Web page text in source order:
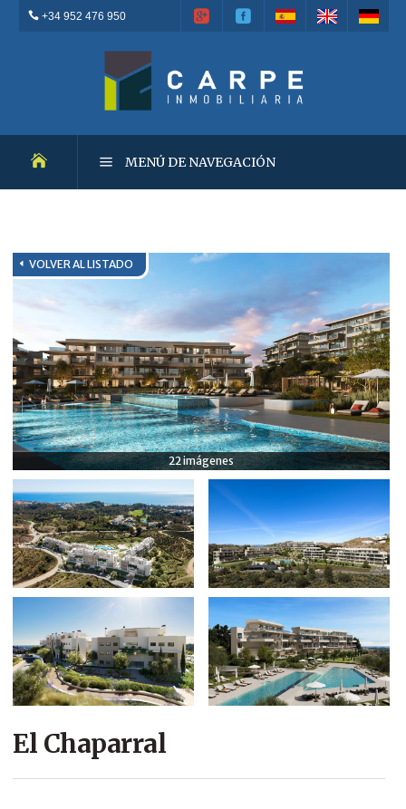
+34 952 476 950
MENÚ DE NAVEGACIÓN
REVENTAS
PROPIEDADES DESTACADAS
ALQUILERES
EMPRESA
CONTACTO
VOLVER AL LISTADO
22 imágenes
El Chaparral